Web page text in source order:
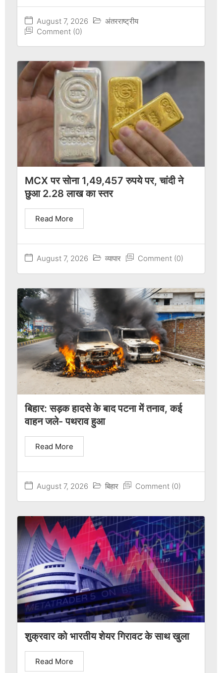
August 7, 2026
अंतरराष्ट्रीय
Comment (0)
MCX पर सोना 1,49,457 रुपये पर, चांदी ने
छुआ 2.28 लाख का स्तर
August 7, 2026 व्यापार Comment (0)
Read More
बिहार: सड़क हादसे के बाद पटना में तनाव, कई
वाहन जले- पथराव हुआ
August 7, 2026 बिहार Comment (0)
Read More
शुक्रवार को भारतीय शेयर गिरावट के साथ खुला
Read More